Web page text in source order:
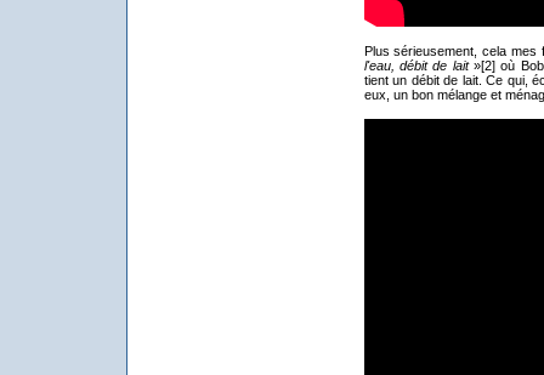
Plus sérieusement, cela
l'eau, débit de lait»[2] où
tient un débit de lait. Ce qui,
eux, un bon mélange et